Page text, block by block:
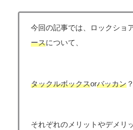
今回の記事では、ロックショ
ースについて、
タックルボックスorバッカン？
それぞれのメリットやデメリ